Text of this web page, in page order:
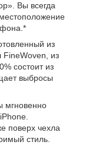
Вы всегда
из
FineWoven, из
состоит из
выбросы
мгновенно
поверх чехла
стиль.